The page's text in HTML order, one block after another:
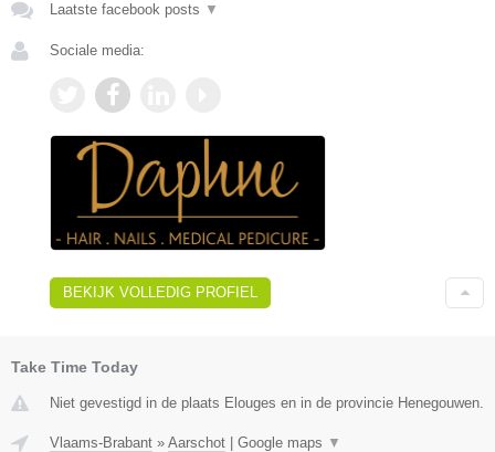
Laatste facebook posts ▼
Sociale media:
BEKIJK VOLLEDIG PROFIEL
Take Time Today
Niet gevestigd in de plaats Elouges en in de provincie Henegouwen.
Vlaams-Brabant » Aarschot | Google maps ▼